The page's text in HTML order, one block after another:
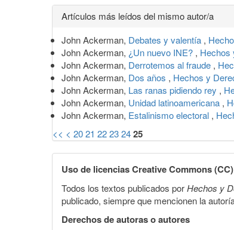
Detalles
del
artículo
Artículos más leídos del mismo autor/a
John Ackerman, Debates y valentía ,
John Ackerman, ¿Un nuevo INE? , Hechos
John Ackerman, Derrotemos al fraude ,
John Ackerman, Dos años , Hechos y
John Ackerman, Las ranas pidiendo rey ,
John Ackerman, Unidad latinoamericana ,
John Ackerman, Estalinismo electoral ,
<< < 2021 22232425
Uso de licencias Creative Commons (CC)
Todos los textos publicados porHechos y
publicado, siempre que mencionen la
Derechos de autoras o autores